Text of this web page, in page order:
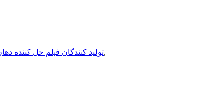
تولید کنندگان فیلم حل کننده,